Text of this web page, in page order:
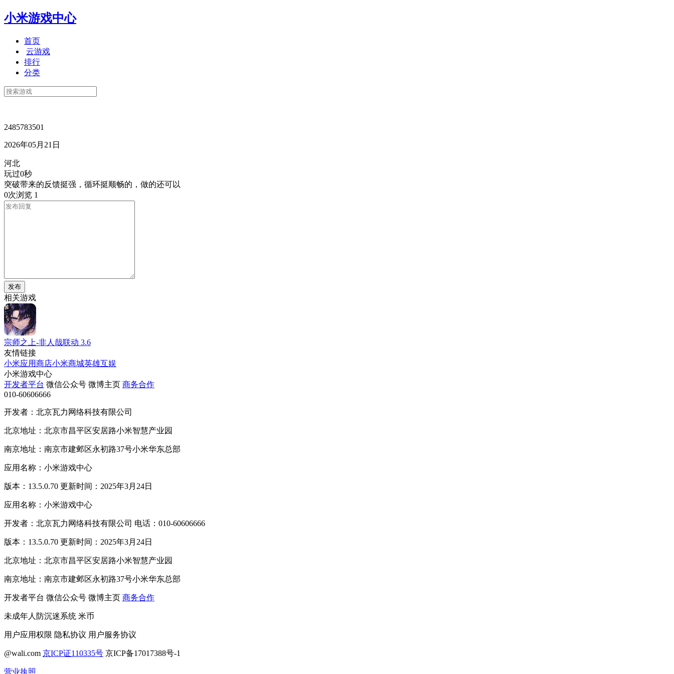
小米游戏中心
首页
云游戏
排行
分类
2485783501
2026年05月21日
河北
玩过0秒
突破带来的反馈挺强，循环挺顺畅的，做的还可以
0次浏览 1
发布
相关游戏
宗师之上-非人哉联动 3.6
友情链接
小米应用商店小米商城英雄互娱
小米游戏中心
开发者平台 微信公众号 微博主页 商务合作
010-60606666
开发者：北京瓦力网络科技有限公司
北京地址：北京市昌平区安居路小米智慧产业园
南京地址：南京市建邺区永初路37号小米华东总部
应用名称：小米游戏中心
版本：13.5.0.70 更新时间：2025年3月24日
应用名称：小米游戏中心
开发者：北京瓦力网络科技有限公司 电话：010-60606666
版本：13.5.0.70 更新时间：2025年3月24日
北京地址：北京市昌平区安居路小米智慧产业园
南京地址：南京市建邺区永初路37号小米华东总部
开发者平台 微信公众号 微博主页 商务合作
未成年人防沉迷系统 米币
用户应用权限 隐私协议 用户服务协议
@wali.com 京ICP证110335号 京ICP备17017388号-1
营业执照